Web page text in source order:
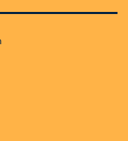
préserver sa